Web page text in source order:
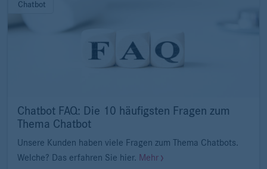
Chatbot
Chatbot FAQ: Die 10 häufigsten Fragen zum
Thema Chatbot
Unsere Kunden haben viele Fragen zum Thema Chatbots.
Welche? Das erfahren Sie hier. Mehr